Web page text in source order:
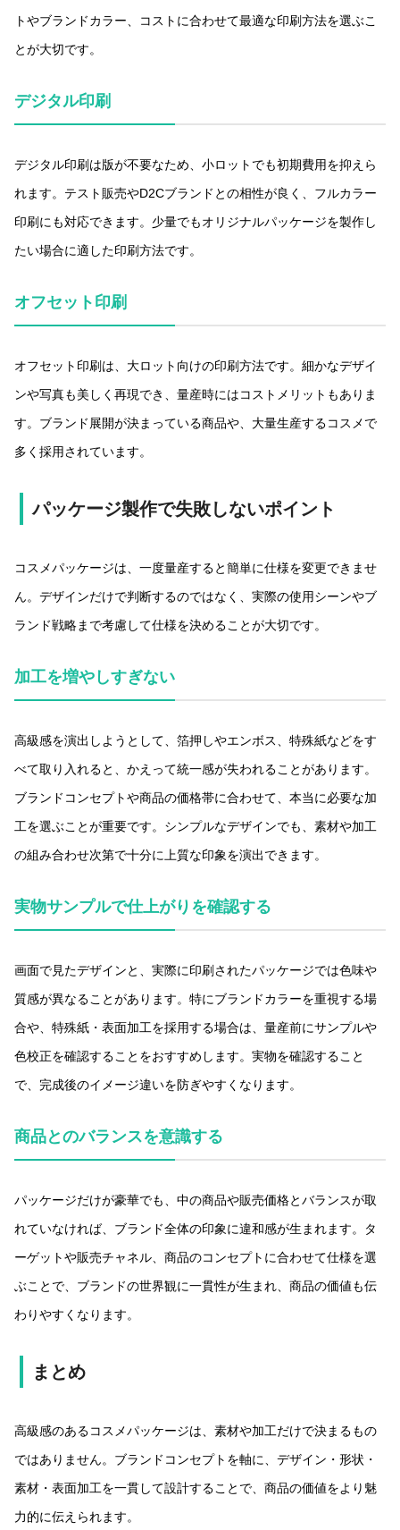
トやブランドカラー、コストに合わせて最適な印刷方法を選ぶこ
とが大切です。
デジタル印刷
デジタル印刷は版が不要なため、小ロットでも初期費用を抑えら
れます。テスト販売やD2Cブランドとの相性が良く、フルカラー
印刷にも対応できます。少量でもオリジナルパッケージを製作し
たい場合に適した印刷方法です。
オフセット印刷
オフセット印刷は、大ロット向けの印刷方法です。細かなデザイ
ンや写真も美しく再現でき、量産時にはコストメリットもありま
す。ブランド展開が決まっている商品や、大量生産するコスメで
多く採用されています。
パッケージ製作で失敗しないポイント
コスメパッケージは、一度量産すると簡単に仕様を変更できませ
ん。デザインだけで判断するのではなく、実際の使用シーンやブ
ランド戦略まで考慮して仕様を決めることが大切です。
加工を増やしすぎない
高級感を演出しようとして、箔押しやエンボス、特殊紙などをす
べて取り入れると、かえって統一感が失われることがあります。
ブランドコンセプトや商品の価格帯に合わせて、本当に必要な加
工を選ぶことが重要です。シンプルなデザインでも、素材や加工
の組み合わせ次第で十分に上質な印象を演出できます。
実物サンプルで仕上がりを確認する
画面で見たデザインと、実際に印刷されたパッケージでは色味や
質感が異なることがあります。特にブランドカラーを重視する場
合や、特殊紙・表面加工を採用する場合は、量産前にサンプルや
色校正を確認することをおすすめします。実物を確認すること
で、完成後のイメージ違いを防ぎやすくなります。
商品とのバランスを意識する
パッケージだけが豪華でも、中の商品や販売価格とバランスが取
れていなければ、ブランド全体の印象に違和感が生まれます。タ
ーゲットや販売チャネル、商品のコンセプトに合わせて仕様を選
ぶことで、ブランドの世界観に一貫性が生まれ、商品の価値も伝
わりやすくなります。
まとめ
高級感のあるコスメパッケージは、素材や加工だけで決まるもの
ではありません。ブランドコンセプトを軸に、デザイン・形状・
素材・表面加工を一貫して設計することで、商品の価値をより魅
力的に伝えられます。